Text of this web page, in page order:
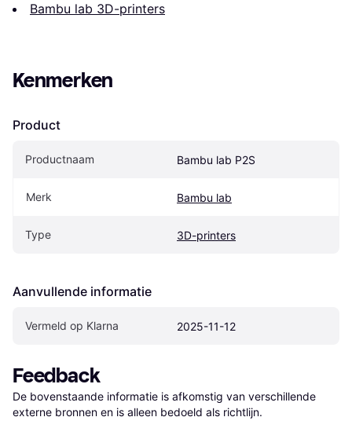
Bambu lab 3D-printers
Kenmerken
Product
Productnaam Bambu lab P2S
Merk Bambu lab
Type 3D-printers
Aanvullende informatie
Vermeld op Klarna 2025-11-12
Feedback
De bovenstaande informatie is afkomstig van verschillende
externe bronnen en is alleen bedoeld als richtlijn.